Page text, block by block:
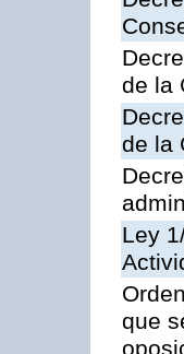
de la
de la
Ley
que